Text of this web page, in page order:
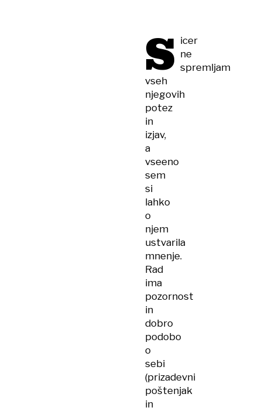
S icer
ne
spremljam
vseh
njegovih
potez
in
izjav,
a
vseeno
sem
si
lahko
o
njem
ustvarila
mnenje.
Rad
ima
pozornost
in
dobro
podobo
o
sebi
(prizadevni
poštenjak
in